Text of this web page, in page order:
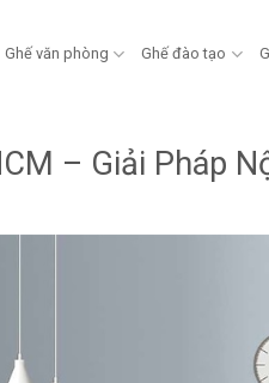
Ghế văn phòng Ghế đào tạo
– Giải Pháp